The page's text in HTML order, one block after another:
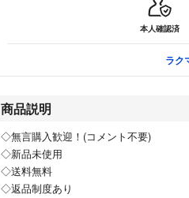
本人確認済
ラク
商品説明
◇無言購入歓迎！(コメント不要)
◇新品未使用
◇送料無料
◇返品制度あり